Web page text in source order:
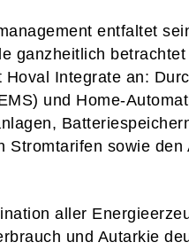
entfaltet
ganzheitlich
Integrate an:
und Home-
Stromtarifen sowie
aller
und Autarkie